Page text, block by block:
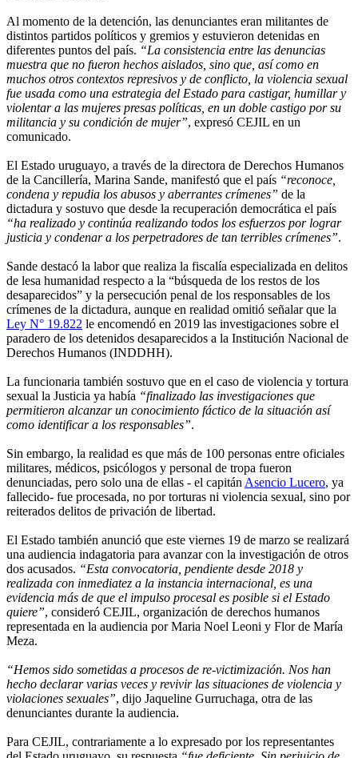
Al momento de la detención, las denunciantes eran militantes de
distintos partidos políticos y gremios y estuvieron detenidas en
diferentes puntos del país. “La consistencia entre las denuncias
muestra que no fueron hechos aislados, sino que, así como en
muchos otros contextos represivos y de conflicto, la violencia sexual
fue usada como una estrategia del Estado para castigar, humillar y
violentar a las mujeres presas políticas, en un doble castigo por su
militancia y su condición de mujer”, expresó CEJIL en un
comunicado.
El Estado uruguayo, a través de la directora de Derechos Humanos
de la Cancillería, Marina Sande, manifestó que el país “reconoce,
condena y repudia los abusos y aberrantes crímenes” de la
dictadura y sostuvo que desde la recuperación democrática el país
“ha realizado y continúa realizando todos los esfuerzos por lograr
justicia y condenar a los perpetradores de tan terribles crímenes”.
Sande destacó la labor que realiza la fiscalía especializada en delitos
de lesa humanidad respecto a la “búsqueda de los restos de los
desaparecidos” y la persecución penal de los responsables de los
crímenes de la dictadura, aunque en realidad omitió señalar que la
Ley N° 19.822 le encomendó en 2019 las investigaciones sobre el
paradero de los detenidos desaparecidos a la Institución Nacional de
Derechos Humanos (INDDHH).
La funcionaria también sostuvo que en el caso de violencia y tortura
sexual la Justicia ya había “finalizado las investigaciones que
permitieron alcanzar un conocimiento fáctico de la situación así
como identificar a los responsables”.
Sin embargo, la realidad es que más de 100 personas entre oficiales
militares, médicos, psicólogos y personal de tropa fueron
denunciadas, pero solo una de ellas - el capitán Asencio Lucero, ya
fallecido- fue procesada, no por torturas ni violencia sexual, sino por
reiterados delitos de privación de libertad.
El Estado también anunció que este viernes 19 de marzo se realizará
una audiencia indagatoria para avanzar con la investigación de otros
dos acusados. “Esta convocatoria, pendiente desde 2018 y
realizada con inmediatez a la instancia internacional, es una
evidencia más de que el impulso procesal es posible si el Estado
quiere”, consideró CEJIL, organización de derechos humanos
representada en la audiencia por Maria Noel Leoni y Flor de María
Meza.
“Hemos sido sometidas a procesos de re-victimización. Nos han
hecho declarar varias veces y revivir las situaciones de violencia y
violaciones sexuales”, dijo Jaqueline Gurruchaga, otra de las
denunciantes durante la audiencia.
Para CEJIL, contrariamente a lo expresado por los representantes